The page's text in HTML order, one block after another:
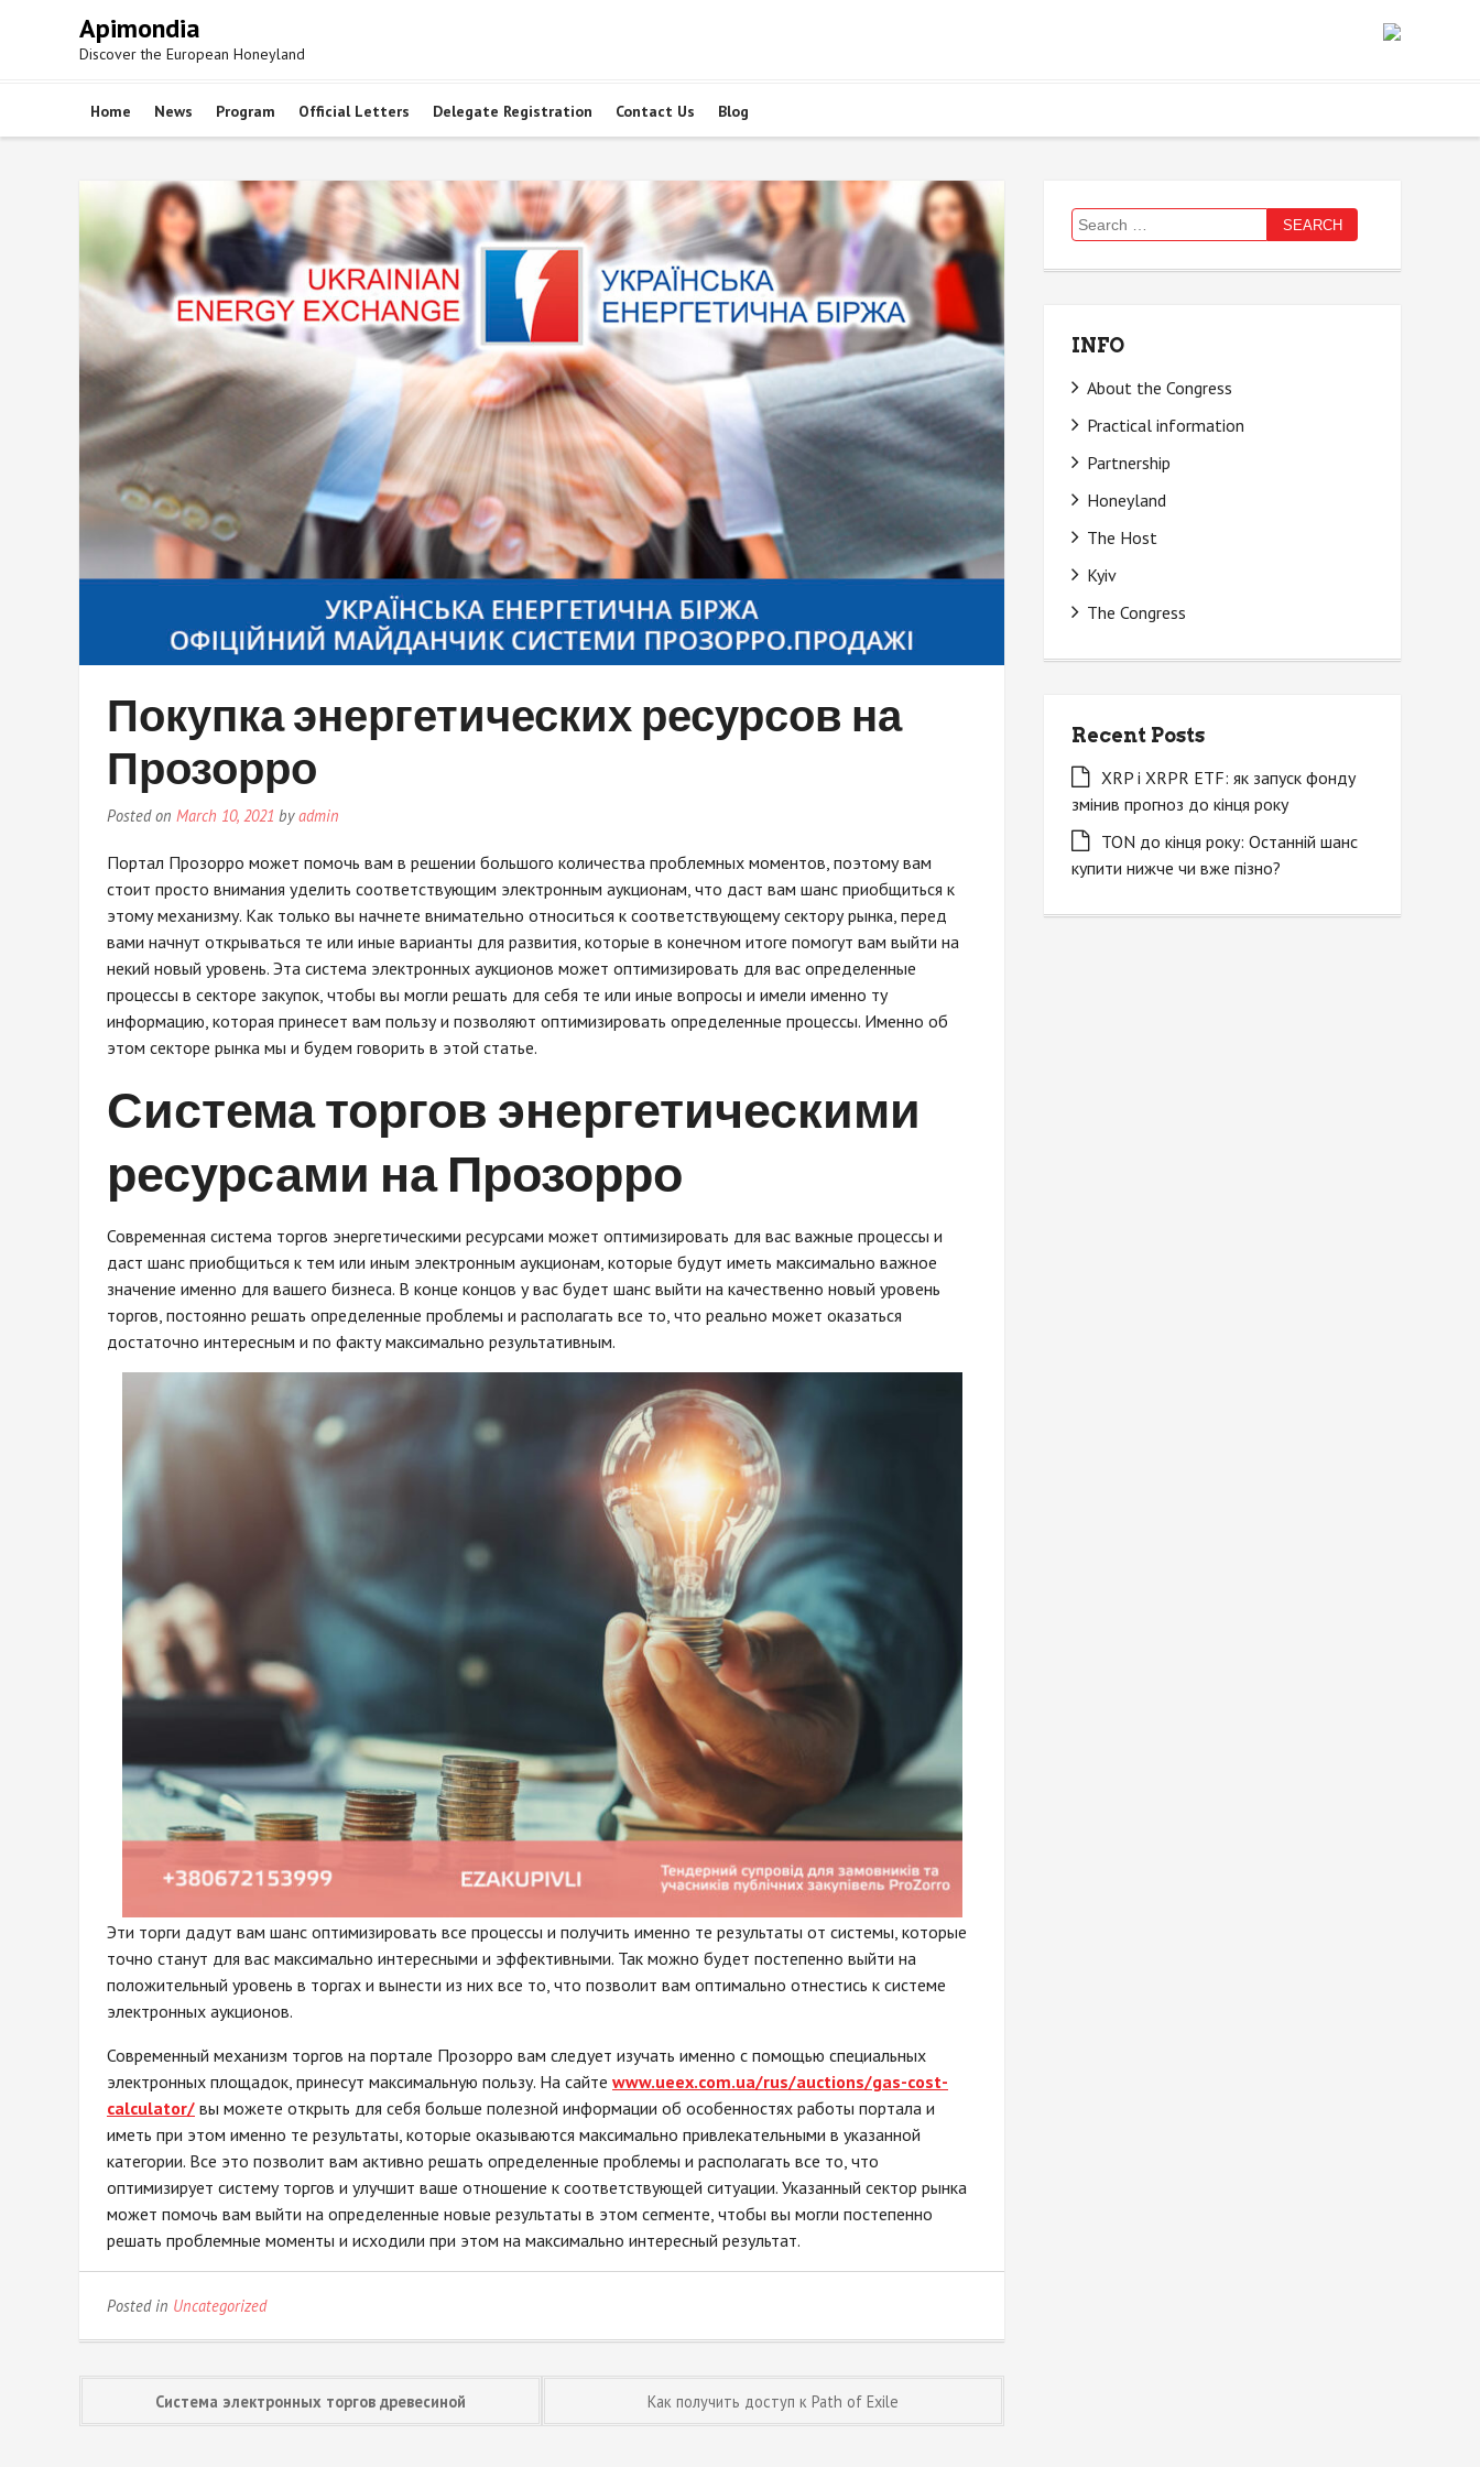
Apimondia
Discover the European Honeyland
Home News Program Official Letters Delegate Registration Contact Us Blog
Покупка энергетических ресурсов на
Прозорро
Posted on March 10, 2021 byadmin
Портал Прозорро может помочь вам в решении большого количества проблемных моментов, поэтому вам
стоит просто внимания уделить соответствующим электронным аукционам, что даст вам шанс приобщиться к
этому механизму. Как только вы начнете внимательно относиться к соответствующему сектору рынка, перед
вами начнут открываться те или иные варианты для развития, которые в конечном итоге помогут вам выйти на
некий новый уровень. Эта система электронных аукционов может оптимизировать для вас определенные
процессы в секторе закупок, чтобы вы могли решать для себя те или иные вопросы и имели именно ту
информацию, которая принесет вам пользу и позволяют оптимизировать определенные процессы. Именно об
этом секторе рынка мы и будем говорить в этой статье.
Система торгов энергетическими
ресурсами на Прозорро
Современная система торгов энергетическими ресурсами может оптимизировать для вас важные процессы и
даст шанс приобщиться к тем или иным электронным аукционам, которые будут иметь максимально важное
значение именно для вашего бизнеса. В конце концов у вас будет шанс выйти на качественно новый уровень
торгов, постоянно решать определенные проблемы и располагать все то, что реально может оказаться
достаточно интересным и по факту максимально результативным.
Эти торги дадут вам шанс оптимизировать все процессы и получить именно те результаты от системы, которые
точно станут для вас максимально интересными и эффективными. Так можно будет постепенно выйти на
положительный уровень в торгах и вынести из них все то, что позволит вам оптимально отнестись к системе
электронных аукционов.
Современный механизм торгов на портале Прозорро вам следует изучать именно с помощью специальных
электронных площадок, принесут максимальную пользу. На сайте www.ueex.com.ua/rus/auctions/gas-cost-
calculator/ вы можете открыть для себя больше полезной информации об особенностях работы портала и
иметь при этом именно те результаты, которые оказываются максимально привлекательными в указанной
категории. Все это позволит вам активно решать определенные проблемы и располагать все то, что
оптимизирует систему торгов и улучшит ваше отношение к соответствующей ситуации. Указанный сектор рынка
может помочь вам выйти на определенные новые результаты в этом сегменте, чтобы вы могли постепенно
решать проблемные моменты и исходили при этом на максимально интересный результат.
Posted in Uncategorized
PostСистема электронных торгов древесиной Как получить доступ к Path of Exile
Search
for:
INFO
About the Congress
Practical information
Partnership
Honeyland
The Host
Kyiv
The Congress
Recent Posts
XRP і XRPR ETF: як запуск фонду
змінив прогноз до кінця року
TON до кінця року: Останній шанс
купити нижче чи вже пізно?